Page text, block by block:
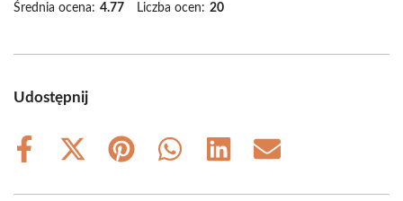
Średnia ocena: 4.77 Liczba ocen: 20
Udostępnij
Share
Share
(Twitter)
Share
Share
Share
Share